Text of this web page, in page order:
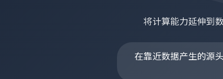
将计算能力延伸到
在靠近数据产生的源